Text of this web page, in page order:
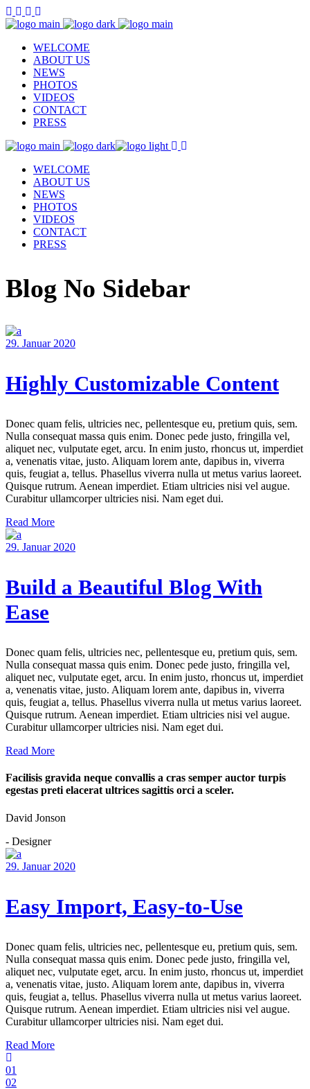
WELCOME
ABOUT US
NEWS
PHOTOS
VIDEOS
CONTACT
PRESS
WELCOME
ABOUT US
NEWS
PHOTOS
VIDEOS
CONTACT
PRESS
Blog No Sidebar
29. Januar 2020
Highly Customizable Content
Donec quam felis, ultricies nec, pellentesque eu, pretium quis, sem.
Nulla consequat massa quis enim. Donec pede justo, fringilla vel,
aliquet nec, vulputate eget, arcu. In enim justo, rhoncus ut, imperdiet
a, venenatis vitae, justo. Aliquam lorem ante, dapibus in, viverra
quis, feugiat a, tellus. Phasellus viverra nulla ut metus varius laoreet.
Quisque rutrum. Aenean imperdiet. Etiam ultricies nisi vel augue.
Curabitur ullamcorper ultricies nisi. Nam eget dui.
Read More
29. Januar 2020
Build a Beautiful Blog With
Ease
Donec quam felis, ultricies nec, pellentesque eu, pretium quis, sem.
Nulla consequat massa quis enim. Donec pede justo, fringilla vel,
aliquet nec, vulputate eget, arcu. In enim justo, rhoncus ut, imperdiet
a, venenatis vitae, justo. Aliquam lorem ante, dapibus in, viverra
quis, feugiat a, tellus. Phasellus viverra nulla ut metus varius laoreet.
Quisque rutrum. Aenean imperdiet. Etiam ultricies nisi vel augue.
Curabitur ullamcorper ultricies nisi. Nam eget dui.
Read More
Facilisis gravida neque convallis a cras semper auctor turpis
egestas preti elacerat ultrices sagittis orci a sceler.
David Jonson
- Designer
29. Januar 2020
Easy Import, Easy-to-Use
Donec quam felis, ultricies nec, pellentesque eu, pretium quis, sem.
Nulla consequat massa quis enim. Donec pede justo, fringilla vel,
aliquet nec, vulputate eget, arcu. In enim justo, rhoncus ut, imperdiet
a, venenatis vitae, justo. Aliquam lorem ante, dapibus in, viverra
quis, feugiat a, tellus. Phasellus viverra nulla ut metus varius laoreet.
Quisque rutrum. Aenean imperdiet. Etiam ultricies nisi vel augue.
Curabitur ullamcorper ultricies nisi. Nam eget dui.
Read More
01
02